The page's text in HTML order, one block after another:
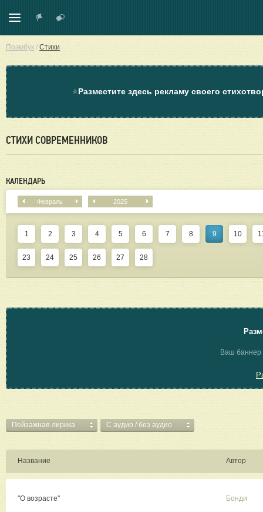
Поэмбук / Стихи
⭐Разместите здесь рекламу своего
СТИХИ СОВРЕМЕННИКОВ
КАЛЕНДАРЬ
Февраль 2025
1 2 3 4 5 6 7 8 9 10
23 24 25 26 27 28
Ваш баннер
Пейзажная лирика C аудио / без аудио
Название Автор
"О возрасте" Бонди